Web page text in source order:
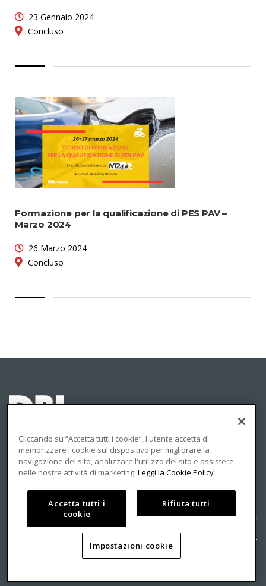
23 Gennaio 2024
Concluso
Formazione per la qualificazione di PES PAV –
Marzo 2024
26 Marzo 2024
Concluso
© 2023 DBInformation S.p.A - Partita IVA: 09293820156
Centro Direzionale Milanofiori
Strada 4, Palazzo A, Scala 2
Cliccando su “Accetta tutti i cookie”, l'utente accetta di
memorizzare i cookie sul dispositivo per migliorare la
navigazione del sito, analizzare l'utilizzo del sito e assistere
nelle nostre attività di marketing. Leggi la Cookie Policy
Accetta tutti i
cookie
Rifiuta tutti
Impostazioni cookie